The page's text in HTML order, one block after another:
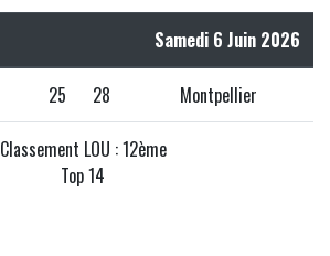
Samedi 6 Juin 2026
25 28 Montpellier
Classement LOU : 12ème
Top 14